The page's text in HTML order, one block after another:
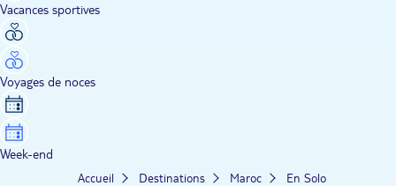
Vacances sportives
Voyages de noces
Week-end
Accueil Destinations Maroc En Solo